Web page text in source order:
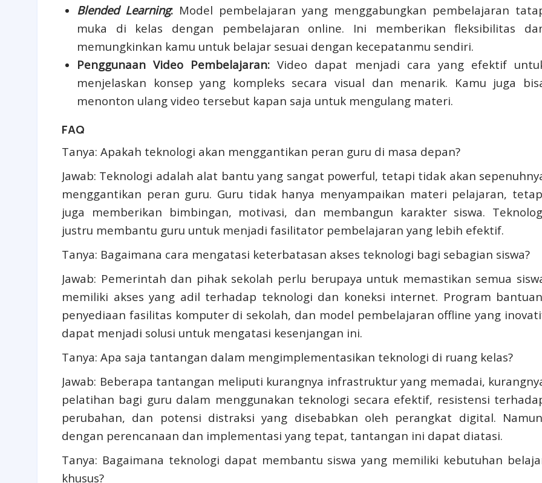
Blended Learning: Model pembelajaran yang menggabungkan pembelajaran
muka di kelas dengan pembelajaran online. Ini memberikan fleksibilitas
memungkinkan kamu untuk belajar sesuai dengan kecepatanmu sendiri.
Penggunaan Video Pembelajaran: Video dapat menjadi cara yang efektif
menjelaskan konsep yang kompleks secara visual dan menarik. Kamu juga
menonton ulang video tersebut kapan saja untuk mengulang materi.
FAQ
Tanya: Apakah teknologi akan menggantikan peran guru di masa depan?
Jawab: Teknologi adalah alat bantu yang sangat powerful, tetapi tidak akan
menggantikan peran guru. Guru tidak hanya menyampaikan materi pelajaran,
juga memberikan bimbingan, motivasi, dan membangun karakter siswa.
justru membantu guru untuk menjadi fasilitator pembelajaran yang lebih efektif.
Tanya: Bagaimana cara mengatasi keterbatasan akses teknologi bagi sebagian siswa?
Jawab: Pemerintah dan pihak sekolah perlu berupaya untuk memastikan semua
memiliki akses yang adil terhadap teknologi dan koneksi internet. Program
penyediaan fasilitas komputer di sekolah, dan model pembelajaran offline yang
dapat menjadi solusi untuk mengatasi kesenjangan ini.
Tanya: Apa saja tantangan dalam mengimplementasikan teknologi di ruang kelas?
Jawab: Beberapa tantangan meliputi kurangnya infrastruktur yang memadai,
pelatihan bagi guru dalam menggunakan teknologi secara efektif, resistensi
perubahan, dan potensi distraksi yang disebabkan oleh perangkat digital.
dengan perencanaan dan implementasi yang tepat, tantangan ini dapat diatasi.
Tanya: Bagaimana teknologi dapat membantu siswa yang memiliki kebutuhan
khusus?